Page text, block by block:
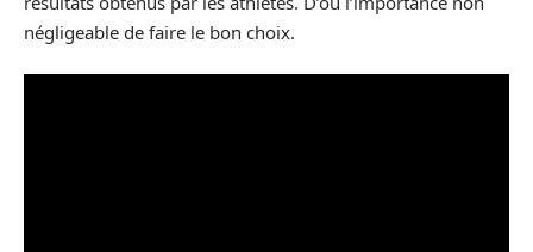
négligeable de faire le bon choix.